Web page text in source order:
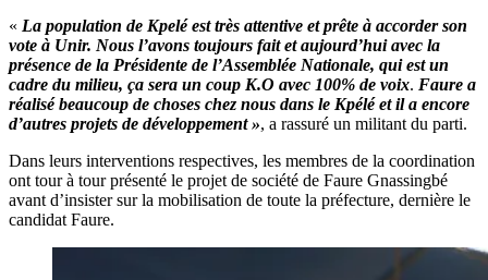
« La population de Kpelé est très attentive et prête à accorder son
vote à Unir. Nous l’avons toujours fait et aujourd’hui avec la
présence de la Présidente de l’Assemblée Nationale, qui est un
cadre du milieu, ça sera un coup K.O avec 100% de voix. Faure a
réalisé beaucoup de choses chez nous dans le Kpélé et il a encore
d’autres projets de développement », a rassuré un militant du parti.
Dans leurs interventions respectives, les membres de la coordination
ont tour à tour présenté le projet de société de Faure Gnassingbé
avant d’insister sur la mobilisation de toute la préfecture, dernière le
candidat Faure.